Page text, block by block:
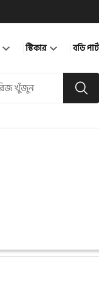
স্টিকার বডি